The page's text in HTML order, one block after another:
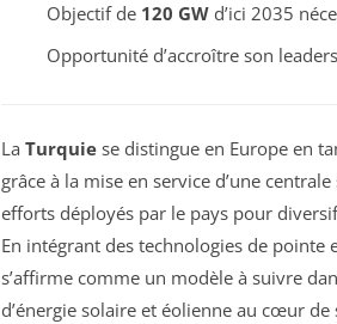
Objectif de 120 GWd’ici 2035
Opportunité d’accroître son
La Turquie se distingue en Europe en
grâce à la mise en service d’une
efforts déployés par le pays pour
En intégrant des technologies de
s’affirme comme un modèle à suivre
d’énergie solaire et éolienne au cœur